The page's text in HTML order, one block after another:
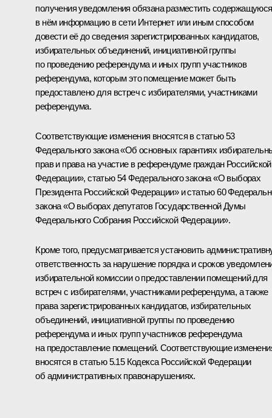
получения уведомления обязана разместить содержащуюся
в нём информацию в сети Интернет или иным способом
довести её до сведения зарегистрированных кандидатов,
избирательных объединений, инициативной группы
по проведению референдума и иных групп участников
референдума, которым это помещение может быть
предоставлено для встреч с избирателями, участниками
референдума.
Соответствующие изменения вносятся в статью 53
Федерального закона «Об основных гарантиях
прав и права на участие в референдуме граждан Российской
Федерации», статью 54 Федерального закона «О выборах
Президента Российской Федерации» и статью 60
закона «О выборах депутатов Государственной Думы
Федерального Собрания Российской Федерации».
Кроме того, предусматривается установить
ответственность за нарушение порядка и сроков
избирательной комиссии о предоставлении помещений для
встреч с избирателями, участниками референдума, а также
права зарегистрированных кандидатов, избирательных
объединений, инициативной группы по проведению
референдума и иных групп участников референдума
на предоставление помещений. Соответствующие
вносятся в статью 5.15 Кодекса Российской Федерации
об административных правонарушениях.